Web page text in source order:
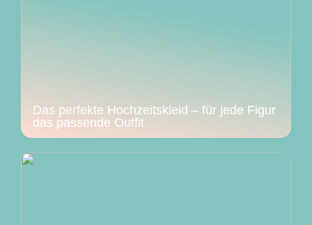
Das perfekte Hochzeitskleid – für jede Figur
das passende Outfit